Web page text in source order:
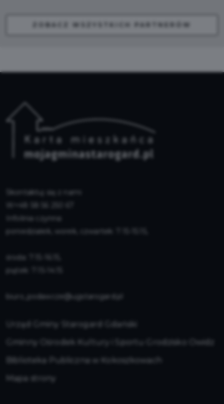
Skontaktuj się z nami
Infolinia czynna:
poniedziałek, worek, czwartek: 7:15-15:15,
środa: 7:15-16:15,
piątek: 7:15-14:15
biuro_podawcze@ugstarogard.pl
Urząd Gminy Starogard Gdański
Biblioteka Publiczna w Kokoszkowach
Mapa strony